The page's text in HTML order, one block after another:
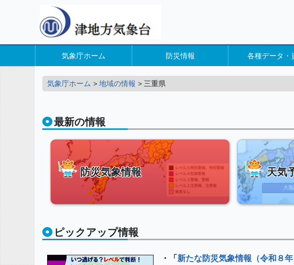
気象庁ホーム 防災情報 各種データ・
気象庁ホーム 地域の情報 三重県
最新の情報
防災気象情報 天気
ピックアップ情報
・「新たな防災気象情報（令和８年